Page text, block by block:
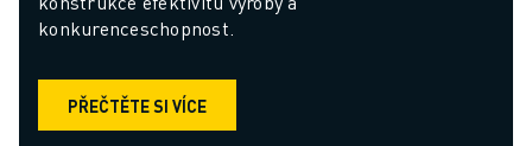
konkurenceschopnost.
PŘEČTĚTE SI VÍCE